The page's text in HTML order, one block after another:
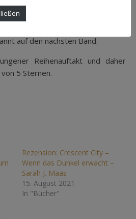
überrascht wurde.
auf den nächsten Band.
Reihenauftakt und daher
5 Sternen.
Rezension: Crescent City –
Wenn das Dunkel erwacht –
Sarah J. Maas
15. August 2021
In "Bücher"